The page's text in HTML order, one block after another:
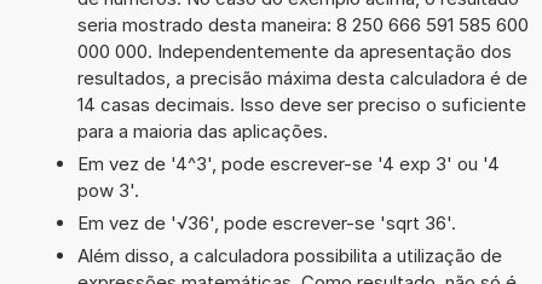
seria mostrado desta maneira: 8 250 666 591 585 600
000 000. Independentemente da apresentação dos
resultados, a precisão máxima desta calculadora é de
14 casas decimais. Isso deve ser preciso o suficiente
para a maioria das aplicações.
Em vez de '4^3', pode escrever-se '4 exp 3' ou '4
pow 3'.
Em vez de '√36', pode escrever-se 'sqrt 36'.
Além disso, a calculadora possibilita a utilização de